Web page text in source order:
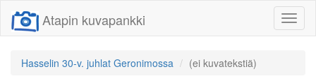
linkit
Atapin kuvapankki
Hasselin 30-v. juhlat Geronimossa (ei kuvatekstiä)